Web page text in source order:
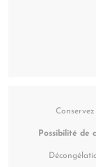
Possibilité de